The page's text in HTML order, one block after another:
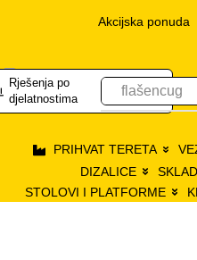
Akcijska ponuda
Rješenja po
djelatnostima
flašencug
PRIHVAT TERETA
DIZALICE
STOLOVI I PLATFORME